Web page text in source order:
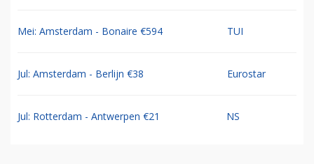
Mei: Amsterdam - Bonaire €594 TUI
Jul: Amsterdam - Berlijn €38 Eurostar
Jul: Rotterdam - Antwerpen €21 NS